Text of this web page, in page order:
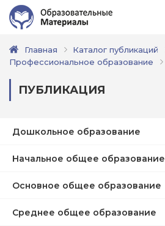
Главная
Каталог публикаций
Профессиональное образование
ПУБЛИКАЦИЯ
Дошкольное образование
Начальное общее образование
Основное общее образование
Среднее общее образование